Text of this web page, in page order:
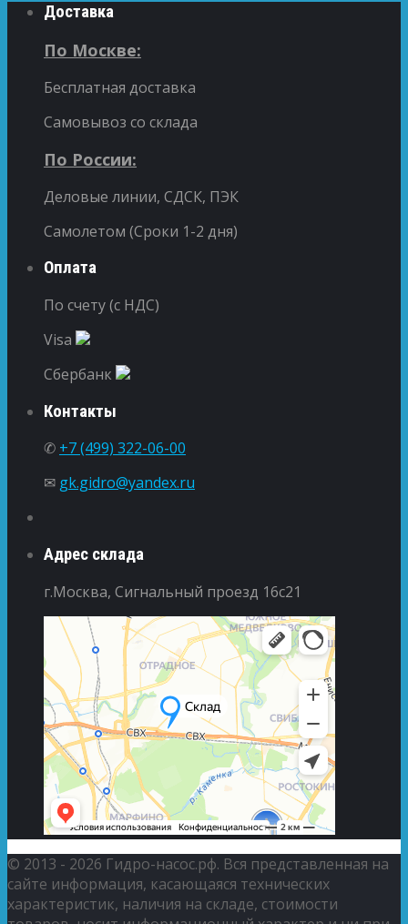
Доставка
По Москве:
Бесплатная доставка
Самовывоз со склада
По России:
Деловые линии, СДСК, ПЭК
Самолетом (Сроки 1-2 дня)
Оплата
По счету (с НДС)
Visa
Сбербанк
Контакты
✆ +7 (499) 322-06-00
✉ gk.gidro@yandex.ru
Адрес склада
г.Москва, Сигнальный проезд 16с21
© 2013 - 2026 Гидро-насос.рф. Вся представленная на
сайте информация, касающаяся технических
характеристик, наличия на складе, стоимости